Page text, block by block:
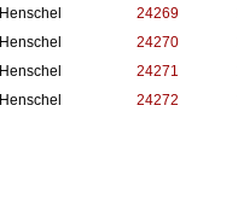
Henschel
24269
Henschel
24270
Henschel
24271
Henschel
24272